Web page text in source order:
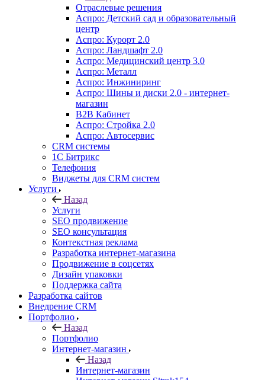
Отраслевые решения
Аспро: Детский сад и образовательный
центр
Аспро: Курорт 2.0
Аспро: Ландшафт 2.0
Аспро: Медицинский центр 3.0
Аспро: Металл
Аспро: Инжиниринг
Аспро: Шины и диски 2.0 - интернет-
магазин
B2B Кабинет
Аспро: Стройка 2.0
Аспро: Автосервис
CRM системы
1С Битрикс
Телефония
Виджеты для CRM cистем
Услуги
Назад
Услуги
SEO продвижение
SEO консультация
Контекстная реклама
Разработка интернет-магазина
Продвижение в соцсетях
Дизайн упаковки
Поддержка сайта
Разработка сайтов
Внедрение CRM
Портфолио
Назад
Портфолио
Интернет-магазин
Назад
Интернет-магазин